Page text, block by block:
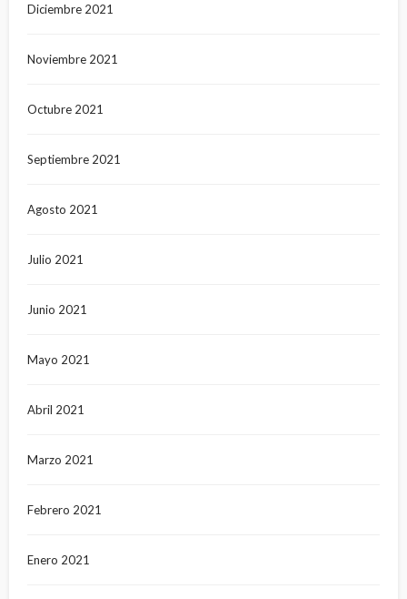
Diciembre 2021
Noviembre 2021
Octubre 2021
Septiembre 2021
Agosto 2021
Julio 2021
Junio 2021
Mayo 2021
Abril 2021
Marzo 2021
Febrero 2021
Enero 2021